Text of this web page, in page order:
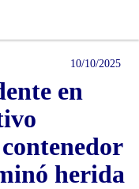
10/10/2025
en
herida